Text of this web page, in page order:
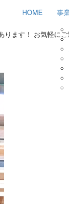
HOME
事
ます！ お気軽に